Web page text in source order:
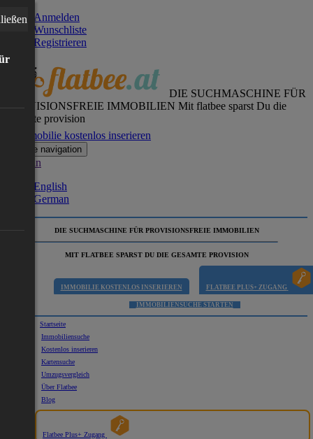
Anmelden
Wunschliste
Registrieren
DIE SUCHMASCHINE FÜR
PROVISIONSFREIE IMMOBILIEN Mit flatbee sparst Du die
gesamte provision
Immobilie kostenlos inserieren
Toggle navigation
German
English
German
DIE SUCHMASCHINE FÜR PROVISIONSFREIE IMMOBILIEN
MIT FLATBEE SPARST DU DIE GESAMTE PROVISION
IMMOBILIE KOSTENLOS INSERIEREN FLATBEE PLUS+ ZUGANG
IMMOBILIENSUCHE STARTEN
Startseite
Immobiliensuche
Kostenlos inserieren
Kartensuche
Umzugsvergleich
Über Flatbee
Blog
Flatbee Plus+ Zugang